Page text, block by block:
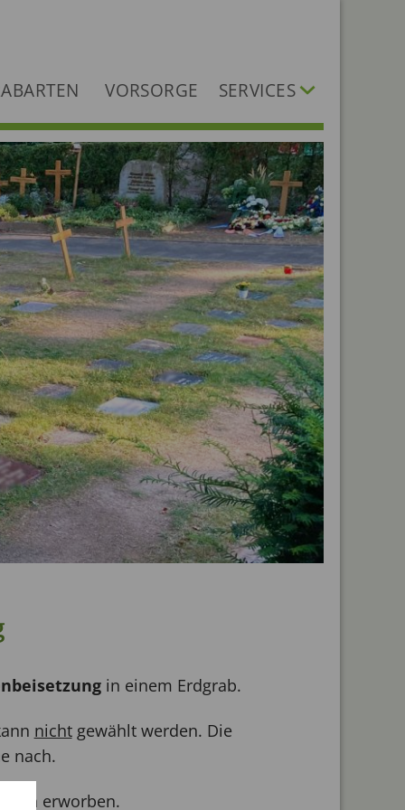
VORSORGE
SERVICES
Dienstleister
in einem Erdgrab.
nichtgewählt werden. Die
nach.
erworben.